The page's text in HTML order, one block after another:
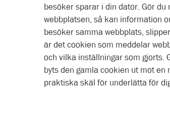
besöker sparar i din dator. Gör
webbplatsen, så kan information
besöker samma webbplats,
är det cookien som meddelar
och vilka inställningar som gjorts.
byts den gamla cookien ut mot en
praktiska skäl för underlätta för